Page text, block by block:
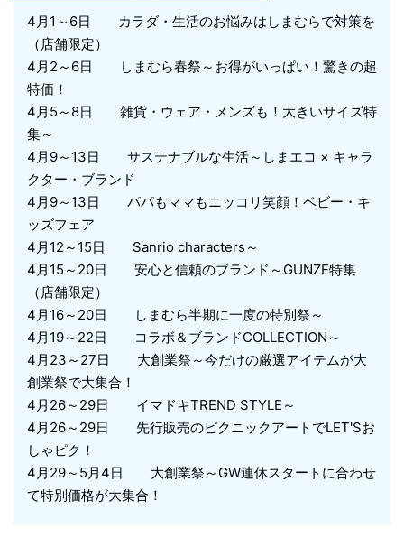
4月1～6日 カラダ・生活のお悩みはしまむらで対策を
（店舗限定）
4月2～6日 しまむら春祭～お得がいっぱい！驚きの超
特価！
4月5～8日 雑貨・ウェア・メンズも！大きいサイズ特
集～
4月9～13日 サステナブルな生活～しまエコ × キャラ
クター・ブランド
4月9～13日 パパもママもニッコリ笑顔！ベビー・キ
ッズフェア
4月12～15日 Sanrio characters～
4月15～20日 安心と信頼のブランド～GUNZE特集
（店舗限定）
4月16～20日 しまむら半期に一度の特別祭～
4月19～22日 コラボ＆ブランドCOLLECTION～
4月23～27日 大創業祭～今だけの厳選アイテムが大
創業祭で大集合！
4月26～29日 イマドキTREND STYLE～
4月26～29日 先行販売のピクニックアートでLET'Sお
しゃピク！
4月29～5月4日 大創業祭～GW連休スタートに合わせ
て特別価格が大集合！